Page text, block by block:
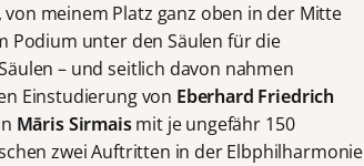
meinem Platz ganz oben in der Mitte
Podium unter den Säulen für die
– und seitlich davon nahmen
Einstudierung von Eberhard Friedrich
Māris Sirmaismit je ungefähr 150
zwei Auftritten in der Elbphilharmonie